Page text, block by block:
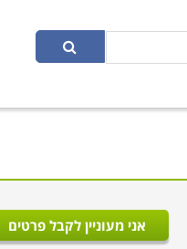
אני מעוניין לקבל פרטים